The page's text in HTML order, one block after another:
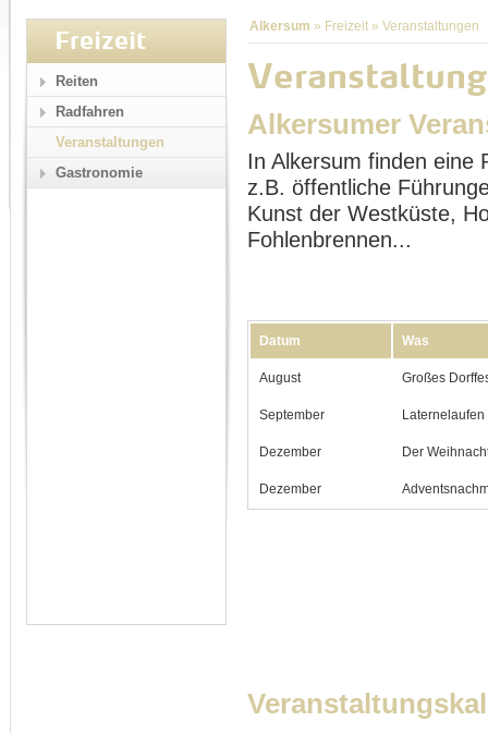
Alkersum » Freizeit » Veranstaltungen
Alkersumer
In Alkersum finden eine
z.B. öffentliche
Kunst der Westküste,
Fohlenbrennen...
Datum Was
August Großes
September Laternelaufen
Dezember Der
Dezember
Freizeit
Reiten
Radfahren
Veranstaltungen
Gastronomie